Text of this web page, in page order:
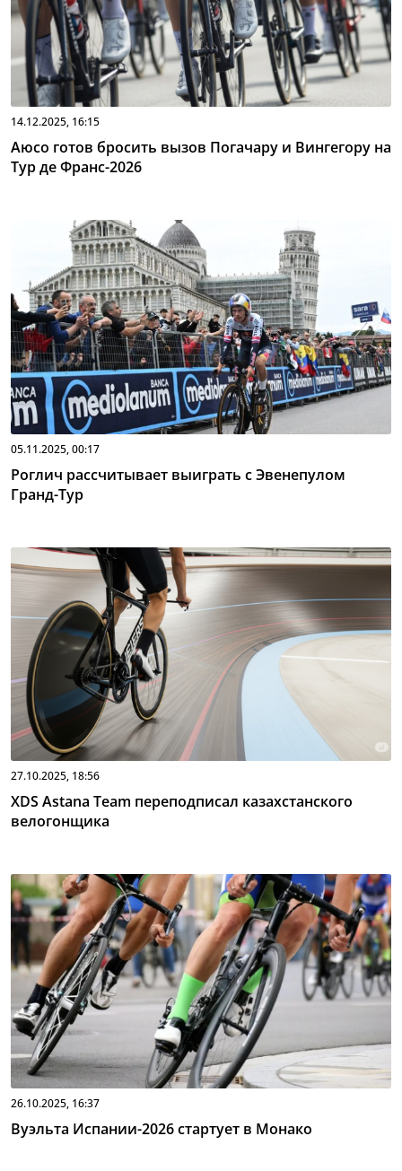
14.12.2025, 16:15
Аюсо готов бросить вызов Погачару и Вингегору на
Тур де Франс-2026
05.11.2025, 00:17
Роглич рассчитывает выиграть с Эвенепулом
Гранд-Тур
27.10.2025, 18:56
XDS Astana Team переподписал казахстанского
велогонщика
26.10.2025, 16:37
Вуэльта Испании-2026 стартует в Монако